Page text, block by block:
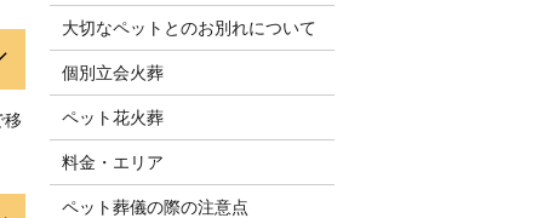
移
大切なペットとのお別れについて
個別立会火葬
ペット花火葬
料金・エリア
ペット葬儀の際の注意点